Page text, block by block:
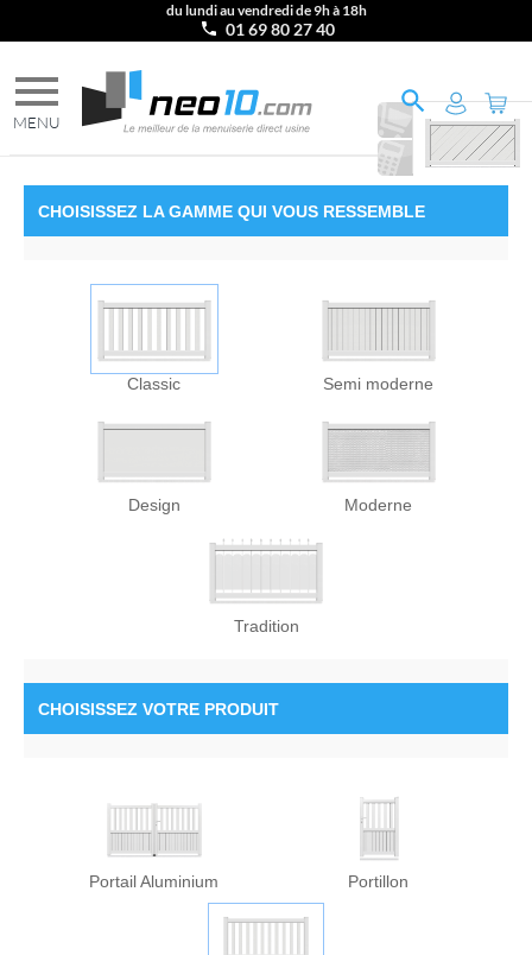
du lundi au vendredi de 9h à 18h
01 69 80 27 40
CHOISISSEZ LA GAMME QUI VOUS RESSEMBLE
Classic Semi moderne
Design Moderne
Tradition
CHOISISSEZ VOTRE PRODUIT
Portail Aluminium Portillon
Imprimer
DEVIS
Ajouter
PANIER